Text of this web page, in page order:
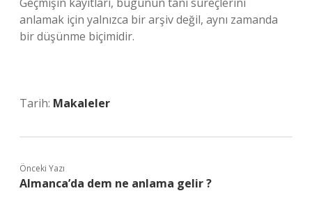
anlamak için yalnızca bir arşiv değil, aynı zamanda
bir düşünme biçimidir.
Tarih: Makaleler
Önceki Yazı
Almanca’da dem ne anlama gelir ?